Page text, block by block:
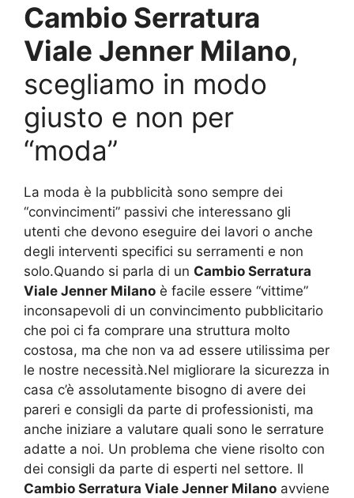
Cambio Serratura
Viale Jenner Milano,
scegliamo in modo
giusto e non per
“moda”
La moda è la pubblicità sono sempre dei
“convincimenti” passivi che interessano gli
utenti che devono eseguire dei lavori o anche
degli interventi specifici su serramenti e non
solo.Quando si parla di un Cambio Serratura
Viale Jenner Milano è facile essere “vittime”
inconsapevoli di un convincimento pubblicitario
che poi ci fa comprare una struttura molto
costosa, ma che non va ad essere utilissima per
le nostre necessità.Nel migliorare la sicurezza in
casa c’è assolutamente bisogno di avere dei
pareri e consigli da parte di professionisti, ma
anche iniziare a valutare quali sono le serrature
adatte a noi. Un problema che viene risolto con
dei consigli da parte di esperti nel settore. Il
Cambio Serratura Viale Jenner Milano avviene